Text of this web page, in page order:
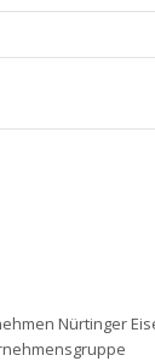
Nürtinger